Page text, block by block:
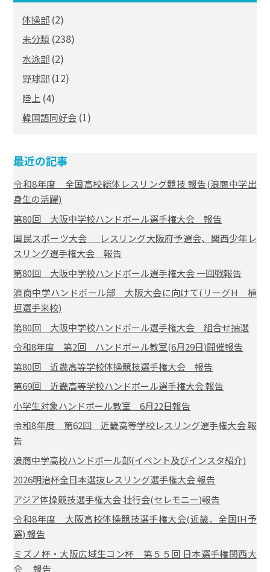
体操部 (2)
未分類 (238)
水泳部 (2)
野球部 (12)
陸上 (4)
韓国語同好会 (1)
最近の記事
令和8年度 全国高校総体レスリング競技 報告(浪商中学出
身生の活躍)
第80回 大阪中学校ハンドボール選手権大会 報告
国民スポーツ大会 レスリング大阪府予選会、関西少年レ
スリング選手権大会 報告
第80回 大阪中学校ハンドボール選手権大会 一回戦報告
浪商中学ハンドボール部 大阪大会に向けて(リーグH 植
垣選手来校)
第80回 大阪中学校ハンドボール選手権大会 組合せ抽選
令和8年度 第2回 ハンドボール教室(6月29日)開催報告
第80回 近畿高等学校体操競技選手権大会 報告
第69回 近畿高等学校ハンドボール選手権大会 報告
小学生対象ハンドボール教室 6月22日報告
令和8年度 第62回 近畿高等学校レスリング選手権大会 報
告
浪商中学高校ハンドボール部(イベント及びインスタ紹介)
2026明治杯全日本選抜レスリング選手権大会 報告
アジア体操競技選手権大会 壮行会(セレモニー)報告
令和8年度 大阪高校体操競技選手権大会(近畿、全国IH予
選) 報告
ミズノ杯・大阪広域生コン杯 第５５回 日本選手権関西大
会 報告